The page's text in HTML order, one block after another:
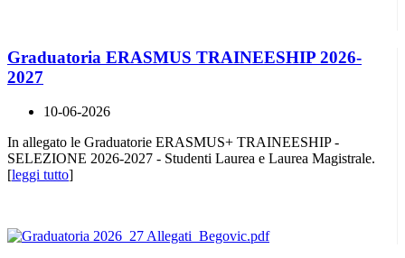
Graduatoria ERASMUS TRAINEESHIP 2026-
2027
10-06-2026
In allegato le Graduatorie ERASMUS+ TRAINEESHIP -
SELEZIONE 2026-2027 - Studenti Laurea e Laurea Magistrale.
[leggi tutto]